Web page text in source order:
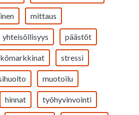
mittaus
yhteisöllisyys päästöt
stressi
muotoilu
hinnat työhyvinvointi